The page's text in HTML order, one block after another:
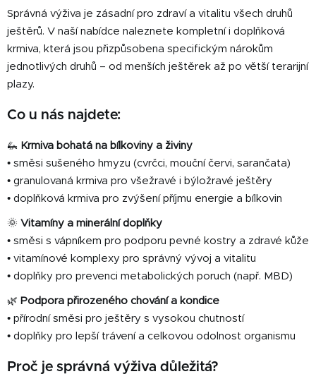
a
c
í
p
v
ý
p
i
s
u
Správná výživa je zásadní pro zdraví a vitalitu všech druhů
ještěrů. V naší nabídce naleznete kompletní i doplňková
krmiva, která jsou přizpůsobena specifickým nárokům
jednotlivých druhů – od menších ještěrek až po větší terarijní
plazy.
Co u nás najdete:
🦗 Krmiva bohatá na bílkoviny a živiny
• směsi sušeného hmyzu (cvrčci, mouční červi, sarančata)
• granulovaná krmiva pro všežravé i býložravé ještěry
• doplňková krmiva pro zvýšení příjmu energie a bílkovin
🌞 Vitamíny a minerální doplňky
• směsi s vápníkem pro podporu pevné kostry a zdravé kůže
• vitamínové komplexy pro správný vývoj a vitalitu
• doplňky pro prevenci metabolických poruch (např. MBD)
🌿 Podpora přirozeného chování a kondice
• přírodní směsi pro ještěry s vysokou chutností
• doplňky pro lepší trávení a celkovou odolnost organismu
Proč je správná výživa důležitá?